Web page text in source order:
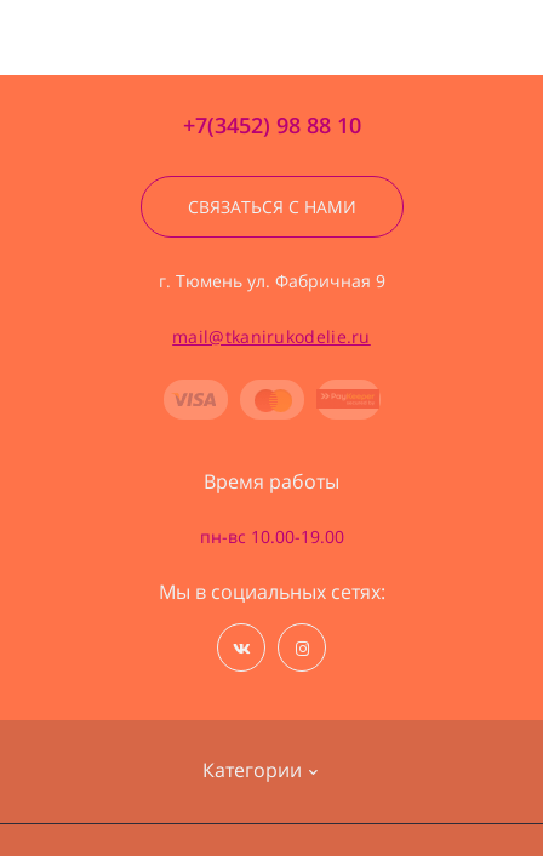
+7(3452) 98 88 10
СВЯЗАТЬСЯ С НАМИ
г. Тюмень ул. Фабричная 9
mail@tkanirukodelie.ru
Категории
Время работы
пн-вс 10.00-19.00
Мы в социальных сетях: